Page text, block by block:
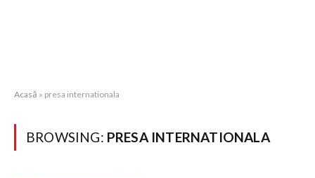
Acasă » presa internationala
BROWSING: PRESA INTERNATIONALA